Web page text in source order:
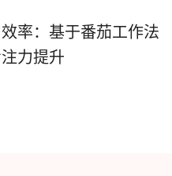
率：基于番茄工作法
力提升